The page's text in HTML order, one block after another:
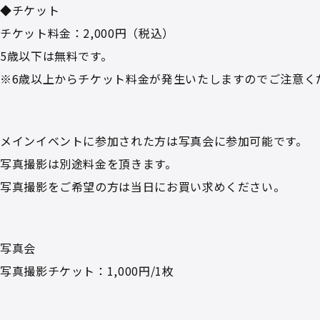
◆チケット
チケット料金：2,000円（税込）
5歳以下は無料です。
※6歳以上からチケット料金が発生いたしますのでご注意く
メインイベントに参加された方は写真会に参加可能です。
写真撮影は別途料金を頂きます。
写真撮影をご希望の方は当日にお買い求めください。
写真会
写真撮影チケット：1,000円/1枚